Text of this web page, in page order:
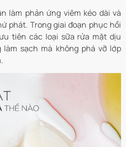
làm phản ứng viêm kéo dài và
phát. Trong giai đoạn phục hồi
tiên các loại sữa rửa mặt dịu
sạch mà không phá vỡ lớp